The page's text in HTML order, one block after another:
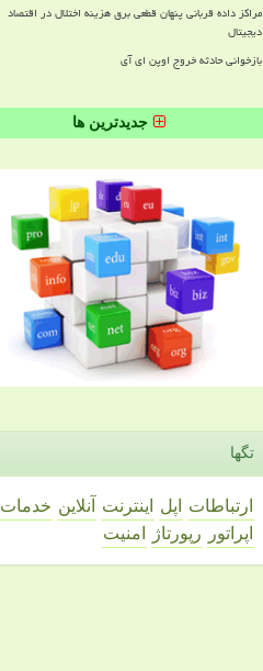
مراکز داده قربانی پنهان قطعی برق هزینه اختلال در اقتصاد
دیجیتال
بازخوانی حادثه خروج اوپن ای آی
جدیدترین ها
تگها
ارتباطات اپل اینترنت آنلاین خدمات
اپراتور
رپورتاژ امنیت